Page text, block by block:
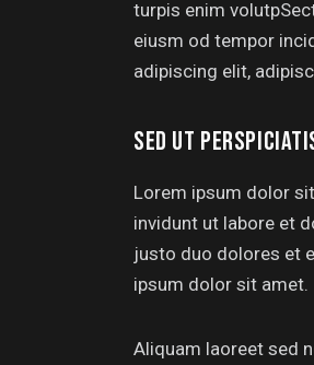
turpis enim
eiusm od tempor
adipiscing elit,
SED UT
Lorem ipsum dolor
invidunt ut labore et
justo duo dolores et
ipsum dolor sit amet.
Aliquam laoreet sed